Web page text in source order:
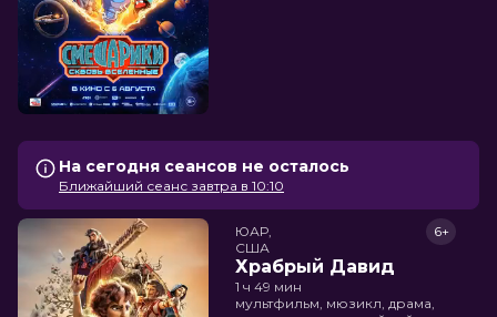
На сегодня сеансов не осталось
Ближайший сеанс завтра в 10:10
ЮАР,
США
Храбрый Давид
6+
1 ч 49 мин
мультфильм, мюзикл, драма,